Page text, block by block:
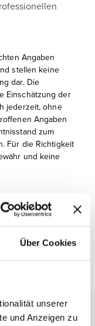
Über Cookies
unserer
und Anzeigen zu
Angaben
stellen keine
dar. Die
Einschätzung der
jederzeit, ohne
Angaben
zum
Für die Richtigkeit
und keine